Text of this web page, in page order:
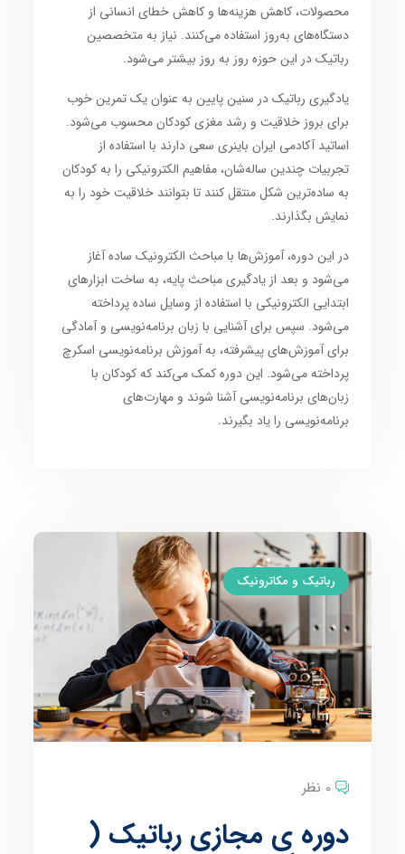
محصولات، کاهش هزینه‌ها و کاهش خطای انسانی از
دستگاه‌های به‌روز استفاده می‌کنند. نیاز به متخصصین
رباتیک در این حوزه روز به روز بیشتر می‌شود.
یادگیری رباتیک در سنین پایین به عنوان یک تمرین خوب
برای بروز خلاقیت و رشد مغزی کودکان محسوب می‌شود.
اساتید آکادمی ایران باینری سعی دارند با استفاده از
تجربیات چندین ساله‌شان، مفاهیم الکترونیکی را به کودکان
به ساده‌ترین شکل منتقل کنند تا بتوانند خلاقیت خود را به
نمایش بگذارند.
در این دوره، آموزش‌ها با مباحث الکترونیک ساده آغاز
می‌شود و بعد از یادگیری مباحث پایه، به ساخت ابزارهای
ابتدایی الکترونیکی با استفاده از وسایل ساده پرداخته
می‌شود. سپس برای آشنایی با زبان برنامه‌نویسی و آمادگی
برای آموزش‌های پیشرفته، به آموزش برنامه‌نویسی اسکرچ
پرداخته می‌شود. این دوره کمک می‌کند که کودکان با
زبان‌های برنامه‌نویسی آشنا شوند و مهارت‌های
برنامه‌نویسی را یاد بگیرند.
رباتیک و مکاترونیک
0 نظر
دوره ی مجازی رباتیک (